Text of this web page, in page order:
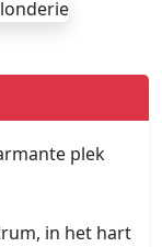
plek
in het hart